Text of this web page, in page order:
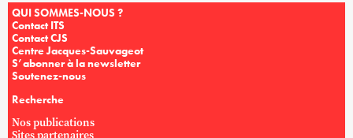
QUI SOMMES-NOUS ?
Contact ITS
Contact CJS
Centre Jacques-Sauvageot
S’abonner à la newsletter
Soutenez-nous
Recherche
Nos publications